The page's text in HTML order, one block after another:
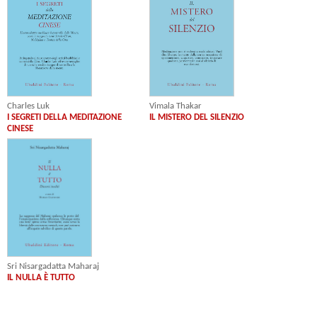
Charles Luk
I SEGRETI DELLA MEDITAZIONE
CINESE
Vimala Thakar
IL MISTERO DEL SILENZIO
Sri Nisargadatta Maharaj
IL NULLA È TUTTO